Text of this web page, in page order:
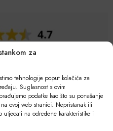
za
tehnologije poput kolačića za
Suglasnost s ovim
podatke kao što su ponašanje
ovoj web stranici. Nepristanak ili
na određene karakteristike i